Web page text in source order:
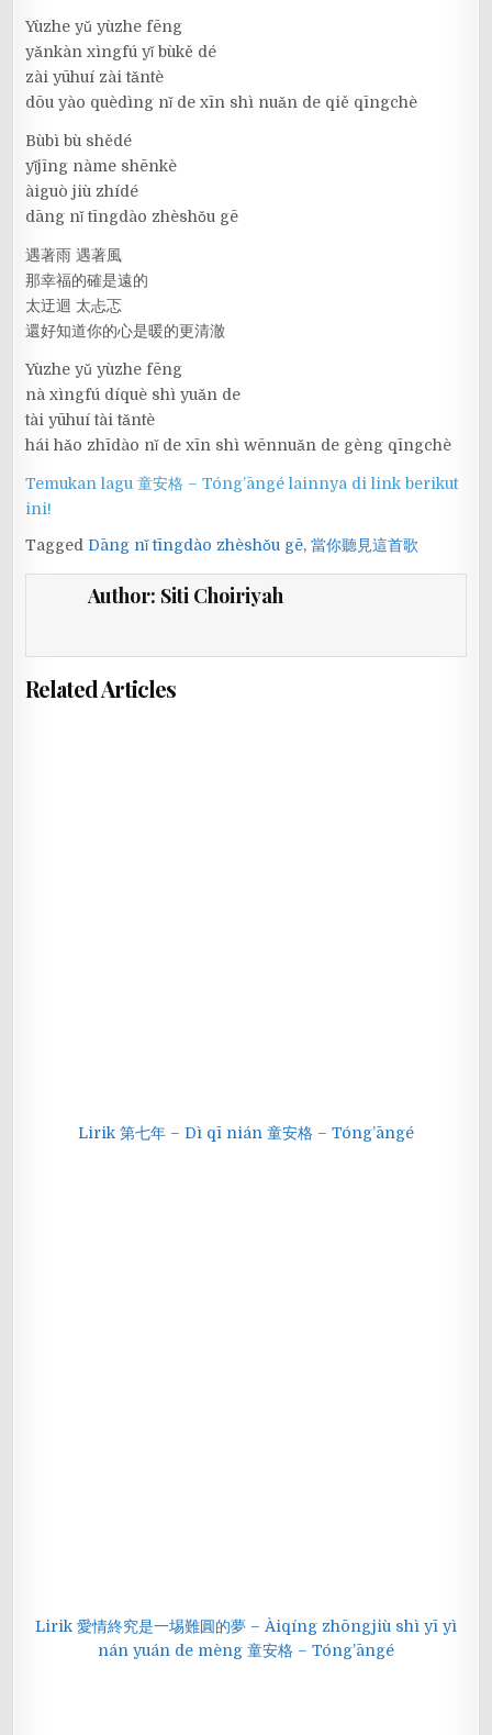
Yùzhe yǔ yùzhe fēng
yǎnkàn xìngfú yǐ bùkě dé
zài yūhuí zài tǎntè
dōu yào quèdìng nǐ de xīn shì nuǎn de qiě qīngchè
Bùbì bù shědé
yǐjīng nàme shēnkè
àiguò jiù zhídé
dāng nǐ tīngdào zhèshǒu gē
遇著雨 遇著風
那幸福的確是遠的
太迂迴 太忐忑
還好知道你的心是暖的更清澈
Yùzhe yǔ yùzhe fēng
nà xìngfú díquè shì yuǎn de
tài yūhuí tài tǎntè
hái hǎo zhīdào nǐ de xīn shì wēnnuǎn de gèng qīngchè
Temukan lagu 童安格 – Tóng’āngé lainnya di link berikut
ini!
Tagged Dāng nǐ tīngdào zhèshǒu gē,當你聽見這首歌
Author: Siti Choiriyah
Related Articles
Lirik 第七年 – Dì qī nián 童安格 – Tóng’āngé
Lirik 愛情終究是一埸難圓的夢 – Àiqíng zhōngjiù shì yī yì
nán yuán de mèng 童安格 – Tóng’āngé